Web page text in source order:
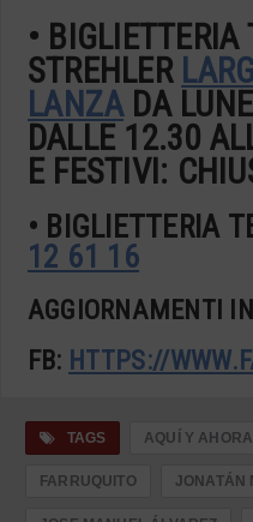
• BIGLIETTERIA
STREHLER
LANZADA
DALLE 12.30
E FESTIVI:
• BIGLIETTERIA
12 61 16
AGGIORNAMENTI
FB: HTTPS://
TAGS AQUÍ Y AHORA
FARRUQUITO JONATÁN